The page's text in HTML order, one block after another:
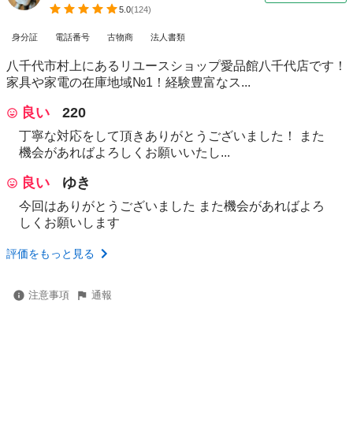
5.0(124)
身分証 電話番号 古物商 法人書類
八千代市村上にあるリユースショップ愛品館八千代店です！
家具や家電の在庫地域№1！経験豊富なス...
良い 220
丁寧な対応をして頂きありがとうございました！ また
機会があればよろしくお願いいたし...
良い ゆき
今回はありがとうございました また機会があればよろ
しくお願いします
評価をもっと見る
注意事項 通報